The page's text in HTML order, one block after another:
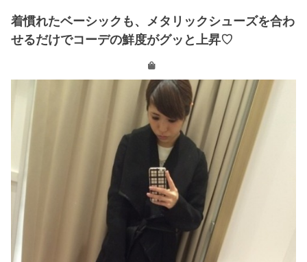
着慣れたベーシックも、メタリックシューズを合わ
せるだけでコーデの鮮度がグッと上昇♡